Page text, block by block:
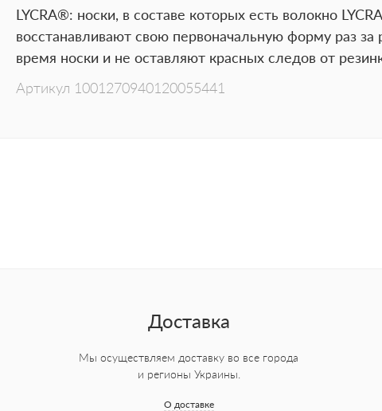
LYCRA®: носки, в составе которых есть волокно
восстанавливают свою первоначальную форму раз
время носки и не оставляют красных следов от
Артикул 1001270940120055441
Доставка
Мы осуществляем доставку во все города
и регионы Украины.
О доставке